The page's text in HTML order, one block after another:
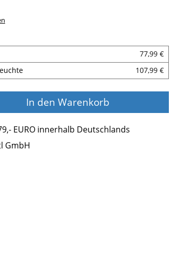
77,99 €
107,99 €
In den Warenkorb
EURO innerhalb Deutschlands
GmbH